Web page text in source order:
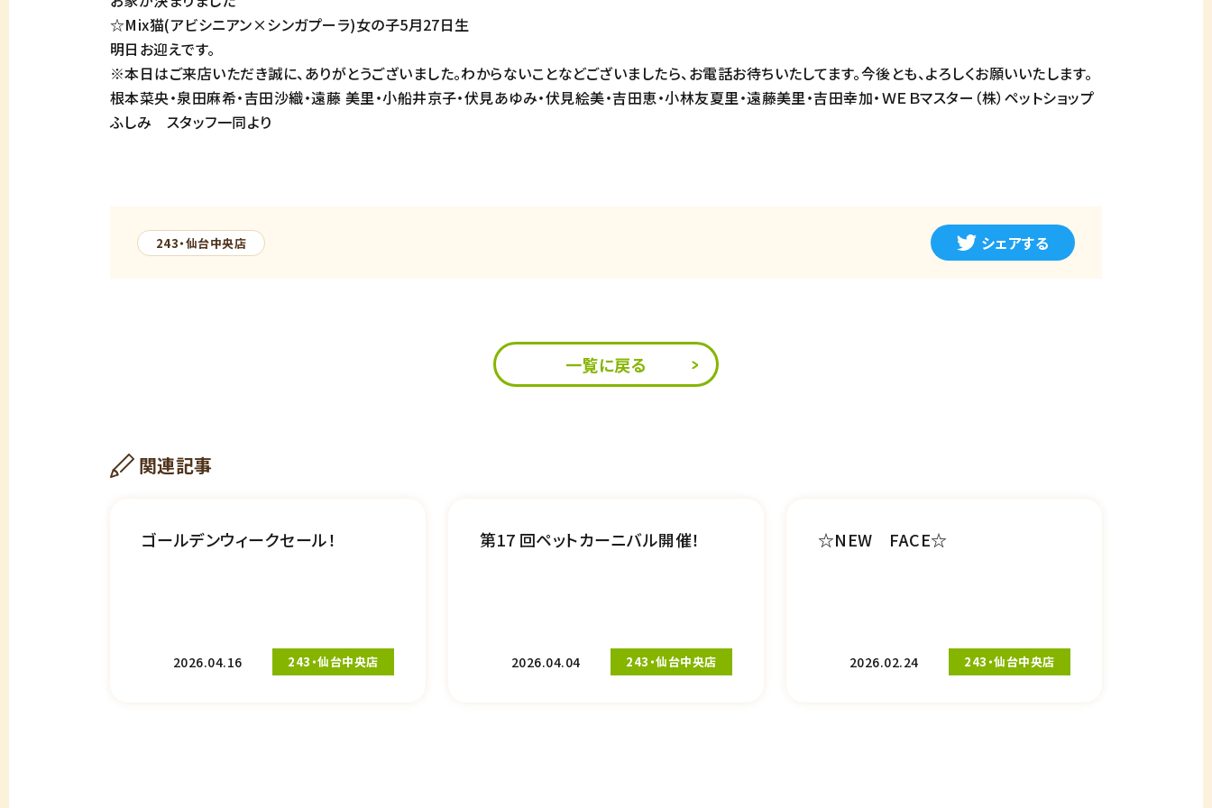
☆Mix猫(アビシニアン×シンガプーラ)女の子5月27日生
明日お迎えです。
※本日はご来店いただき誠に、ありがとうございました。わからないことなどございましたら、お電話お待ちいたしてます。今後とも、よろしくお願いいたします。
根本菜央・泉田麻希・吉田沙織・遠藤 美里・小船井京子・伏見あゆみ・伏見絵美・吉田恵・小林友夏里・遠藤美里・吉田幸加・ＷＥＢマスター（株）ペットショップ
ふしみ スタッフ一同より
243・仙台中央店 シェアする
一覧に戻る
関連記事
ゴールデンウィークセール！
2026.04.16 243・仙台中央店
第17 回ペットカーニバル開催！
2026.04.04 243・仙台中央店
☆NEW FACE☆
2026.02.24 243・仙台中央店